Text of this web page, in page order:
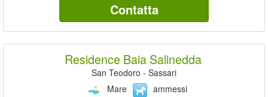
Contatta
Residence Baia Salinedda
San Teodoro - Sassari
Mare
ammessi